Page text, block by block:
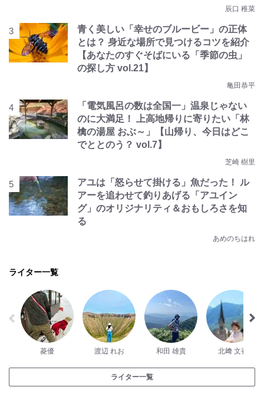
辰口 稚菜
青く美しい「幸せのブルービー」の正体
とは？ 身近な場所で見つけるコツを紹介
【あなたのすぐそばにいる「季節の虫」
の探し方 vol.21】
亀田恭平
「電気風呂の数は全国一」温泉じゃない
のに大満足！ 上高地帰りに寄りたい「林
檎の湯屋 おぶ～」【山帰り、今日はどこ
でととのう？ vol.7】
芝崎 樹里
アユは「怒らせて掛ける」魚だった！ ル
アーを追わせて釣りあげる「アユイン
グ」のオリジナリティ＆おもしろさを知
る
あめのちはれ
ライター一覧
菱優 渡辺 れお 和田 雄貴 北﨑 文香
ライター一覧